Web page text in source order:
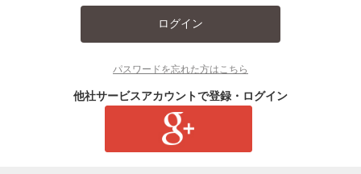
ログイン
パスワードを忘れた方はこちら
他社サービスアカウントで登録・ログイン